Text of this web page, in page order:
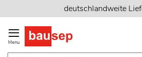
Inhalt
springen
deutschlandweite
Menu